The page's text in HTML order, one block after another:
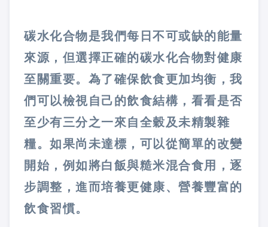
碳水化合物是我們每日不可或缺的能量
來源，但選擇正確的碳水化合物對健康
至關重要。為了確保飲食更加均衡，我
們可以檢視自己的飲食結構，看看是否
至少有三分之一來自全穀及未精製雜
糧。如果尚未達標，可以從簡單的改變
開始，例如將白飯與糙米混合食用，逐
步調整，進而培養更健康、營養豐富的
飲食習慣。